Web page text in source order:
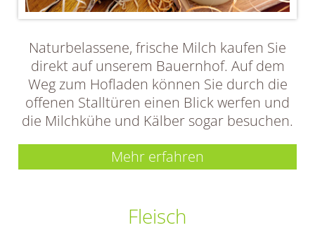
Naturbelassene, frische Milch kaufen Sie
direkt auf unserem Bauernhof. Auf dem
Weg zum Hofladen können Sie durch die
offenen Stalltüren einen Blick werfen und
die Milchkühe und Kälber sogar besuchen.
Mehr erfahren
Fleisch